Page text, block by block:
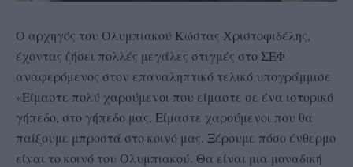
Ο αρχηγός του Ολυμπιακού Κώστας Χριστοφιδέλης,
έχοντας ζήσει πολλές μεγάλες στιγμές στο ΣΕΦ
αναφερόμενος στον επαναληπτικό τελικό υπογράμμισε
«Είμαστε πολύ χαρούμενοι που είμαστε σε ένα ιστορικό
γήπεδο, στο γήπεδο μας. Είμαστε χαρούμενοι που θα
παίξουμε μπροστά στο κοινό μας. Ξέρουμε πόσο ένθερμο
είναι το κοινό του Ολυμπιακού. Θα είναι μια μοναδική